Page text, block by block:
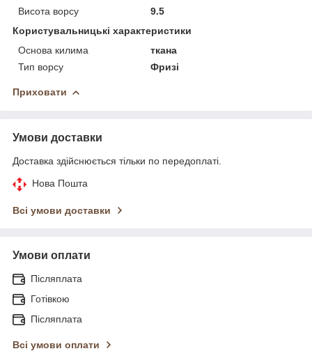
Висота ворсу
9.5
Користувальницькі характеристики
Основа килима
ткана
Тип ворсу
Фризі
Приховати
Умови доставки
Доставка здійснюється тільки по передоплаті.
Нова Пошта
Всі умови доставки
Умови оплати
Післяплата
Готівкою
Післяплата
Всі умови оплати